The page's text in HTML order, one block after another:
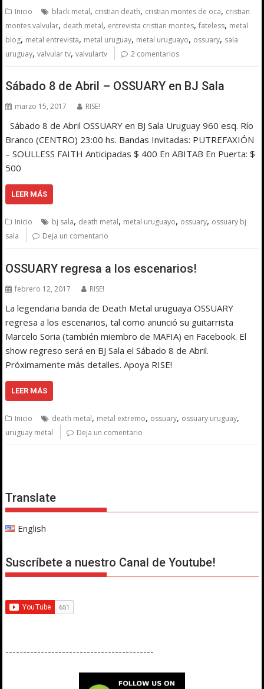
Inicio black metal, cristian death, cristian montes de oca, cristian
montes valvular, death metal, entrevista cristian montes,fateless, metal
blog, metal entrevista, metal uruguay, metal uruguayo, ossuary, sala
uruguay,valvular tv,valvulartv 2 comentarios
Sábado 8 de Abril – OSSUARY en BJ Sala
marzo 15, 2017 RISE!
Sábado 8 de Abril OSSUARY en BJ Sala Uruguay 960 esq. Río
Branco (CENTRO) 23:00 hs. Bandas Invitadas: PUTREFAXIÓN
– SOULLESS FAITH Anticipadas $ 400 En ABITAB En Puerta: $
500
LEER MÁS
Inicio bj sala, death metal, metal uruguayo, ossuary, ossuary bj
sala
Deja un comentario
OSSUARY regresa a los escenarios!
febrero 12, 2017 RISE!
La legendaria banda de Death Metal uruguaya OSSUARY
regresa a los escenarios, tal como anunció su guitarrista
Marcelo Soria (también miembro de MAFIA) en Facebook. El
show regreso será en BJ Sala el Sábado 8 de Abril.
Próximamente más detalles. Apoya RISE!
LEER MÁS
Inicio death metal, metal extremo, ossuary, ossuary uruguay,
uruguay metal Deja un comentario
Translate
English
Suscríbete a nuestro Canal de Youtube!
------------------------------------------